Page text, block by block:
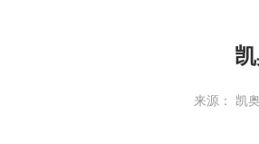
来源： 凯